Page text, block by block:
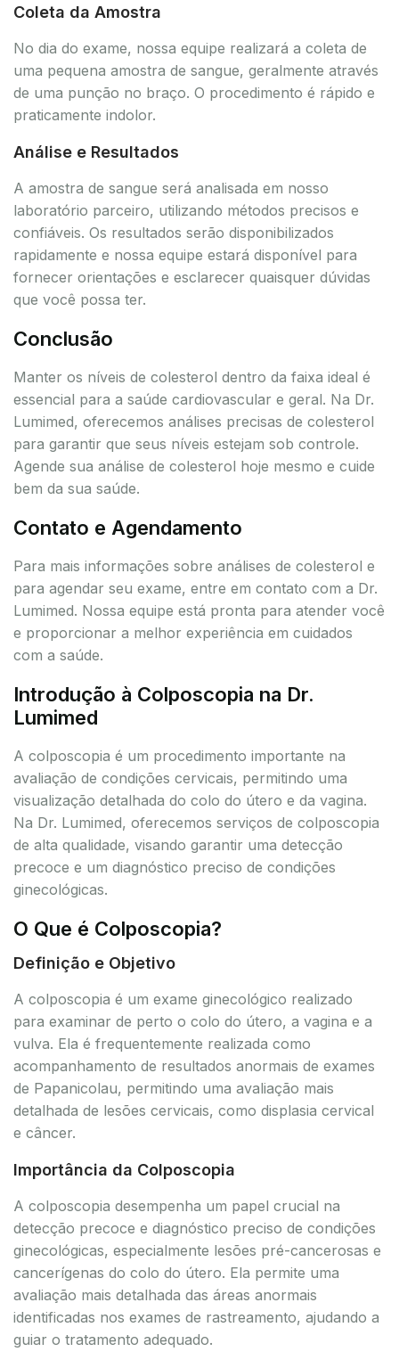
Coleta da Amostra
No dia do exame, nossa equipe realizará a coleta de
uma pequena amostra de sangue, geralmente através
de uma punção no braço. O procedimento é rápido e
praticamente indolor.
Análise e Resultados
A amostra de sangue será analisada em nosso
laboratório parceiro, utilizando métodos precisos e
confiáveis. Os resultados serão disponibilizados
rapidamente e nossa equipe estará disponível para
fornecer orientações e esclarecer quaisquer dúvidas
que você possa ter.
Conclusão
Manter os níveis de colesterol dentro da faixa ideal é
essencial para a saúde cardiovascular e geral. Na Dr.
Lumimed, oferecemos análises precisas de colesterol
para garantir que seus níveis estejam sob controle.
Agende sua análise de colesterol hoje mesmo e cuide
bem da sua saúde.
Contato e Agendamento
Para mais informações sobre análises de colesterol e
para agendar seu exame, entre em contato com a Dr.
Lumimed. Nossa equipe está pronta para atender você
e proporcionar a melhor experiência em cuidados
com a saúde.
Introdução à Colposcopia na Dr.
Lumimed
A colposcopia é um procedimento importante na
avaliação de condições cervicais, permitindo uma
visualização detalhada do colo do útero e da vagina.
Na Dr. Lumimed, oferecemos serviços de colposcopia
de alta qualidade, visando garantir uma detecção
precoce e um diagnóstico preciso de condições
ginecológicas.
O Que é Colposcopia?
Definição e Objetivo
A colposcopia é um exame ginecológico realizado
para examinar de perto o colo do útero, a vagina e a
vulva. Ela é frequentemente realizada como
acompanhamento de resultados anormais de exames
de Papanicolau, permitindo uma avaliação mais
detalhada de lesões cervicais, como displasia cervical
e câncer.
Importância da Colposcopia
A colposcopia desempenha um papel crucial na
detecção precoce e diagnóstico preciso de condições
ginecológicas, especialmente lesões pré-cancerosas e
cancerígenas do colo do útero. Ela permite uma
avaliação mais detalhada das áreas anormais
identificadas nos exames de rastreamento, ajudando a
guiar o tratamento adequado.